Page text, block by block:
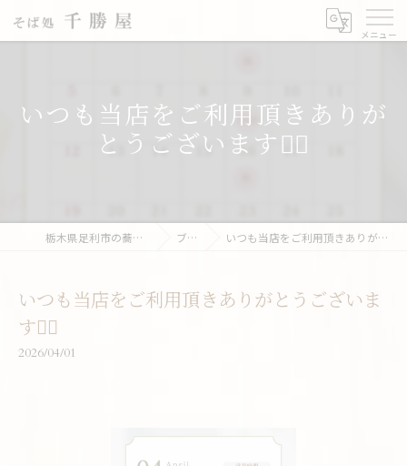
いつも当店をご利用頂きありが
とうございます🙇‍♂️
栃木県足利市の蕎麦なら千勝屋 ブログ いつも当店をご利用頂きありがとうございます🙇‍♂️
いつも当店をご利用頂きありがとうございま
す🙇‍♂️
2026/04/01